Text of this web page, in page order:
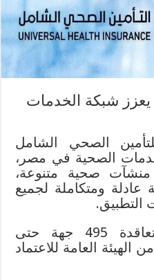
شبكة الخدمات
الصحي الشامل
الصحية في مصر،
صحية متنوعة،
عادلة ومتكاملة لجميع
التطبيق.
وبلغ عدد الجهات المتعاقدة 495 جهة حتى
من الهيئة العامة للاعتماد